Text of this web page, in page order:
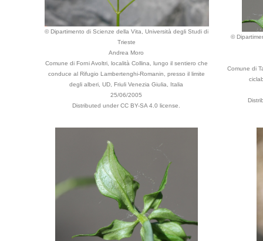
© Dipartimento di Scienze della Vita, Università degli Studi di
Trieste
Andrea Moro
Comune di Forni Avoltri, località Collina, lungo il sentiero che
conduce al Rifugio Lambertenghi-Romanin, presso il limite
degli alberi, UD, Friuli Venezia Giulia, Italia
25/06/2005
Distributed under CC BY-SA 4.0 license.
©
Comune di